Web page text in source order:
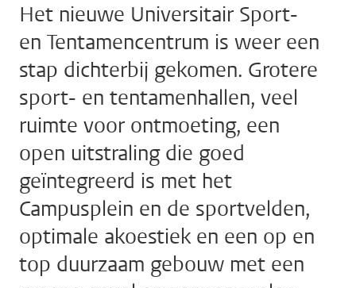
Het nieuwe Universitair Sport-
en Tentamencentrum is weer een
stap dichterbij gekomen. Grotere
sport- en tentamenhallen, veel
ruimte voor ontmoeting, een
open uitstraling die goed
geïntegreerd is met het
Campusplein en de sportvelden,
optimale akoestiek en een op en
top duurzaam gebouw met een